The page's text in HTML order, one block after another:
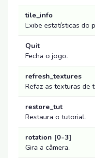
tile_info
Exibe estatísticas do
Quit
Fecha o jogo.
refresh_textures
Refaz as texturas de
restore_tut
Restaura o tutorial.
rotation [0-3]
Gira a câmera.